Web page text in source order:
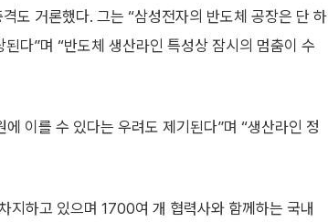
도 거론했다. 그는 “삼성전자의 반도체 공장은 단 하
다”며 “반도체 생산라인 특성상 잠시의 멈춤이 수
이를 수 있다는 우려도 제기된다”며 “생산라인 정
지하고 있으며 1700여 개 협력사와 함께하는 국내